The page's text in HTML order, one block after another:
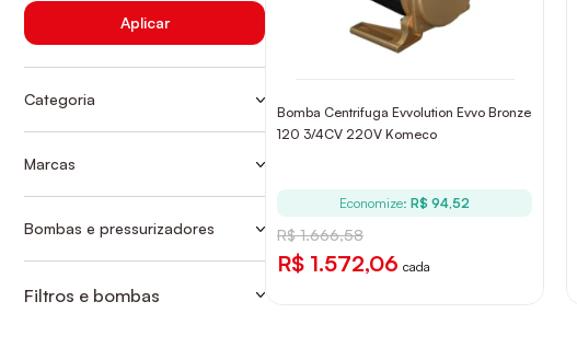
Aplicar
Categoria
Marcas
Bombas e pressurizadores
Filtros e bombas
Bomba Centrifuga Evvolution Evvo Bronze
120 3/4CV 220V Komeco
Economize: R$ 94,52
R$ 1.666,58
R$ 1.572,06 cada